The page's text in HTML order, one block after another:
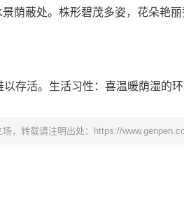
荫蔽处。株形碧茂多姿，花朵艳
存活。生活习性：喜温暖荫湿的
，转载请注明出处： https://